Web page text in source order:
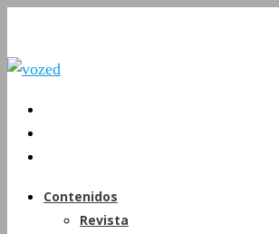
Contenidos
Revista